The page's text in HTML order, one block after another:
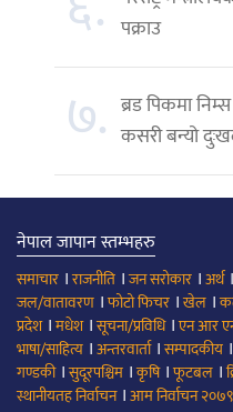
पक्राउ
७. ब्रड पिकमा
कसरी बन्यो
नेपाल जापान स्तम्भहरु
समाचार ।राजनीति ।जन सरोकार ।अर्थ
जल/वातावरण ।फोटो फिचर ।खेल ।
प्रदेश।मधेश।सूचना/प्रविधि।एन आर
भाषा/साहित्य ।अन्तरवार्ता।सम्पादकीय
गण्डकी।सुदूरपश्चिम ।कृषि।फूटबल ।
स्थानीयतह निर्वाचन।आम निर्वाचन २०७९